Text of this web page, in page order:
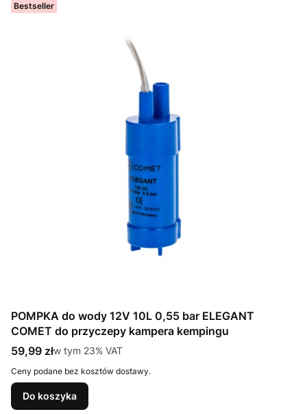
Bestseller
POMPKA do wody 12V 10L 0,55 bar ELEGANT
COMET do przyczepy kampera kempingu
Cena brutto
59,99 złw tym %s VAT
w tym 23% VAT
Ceny podane bez kosztów dostawy.
Do koszyka